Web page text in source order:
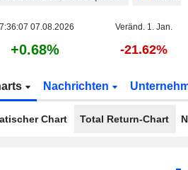
07.08.2026 Veränd. 1. Jan.
+0.68% -21.62%
Nachrichten
Chart Total Return-Chart